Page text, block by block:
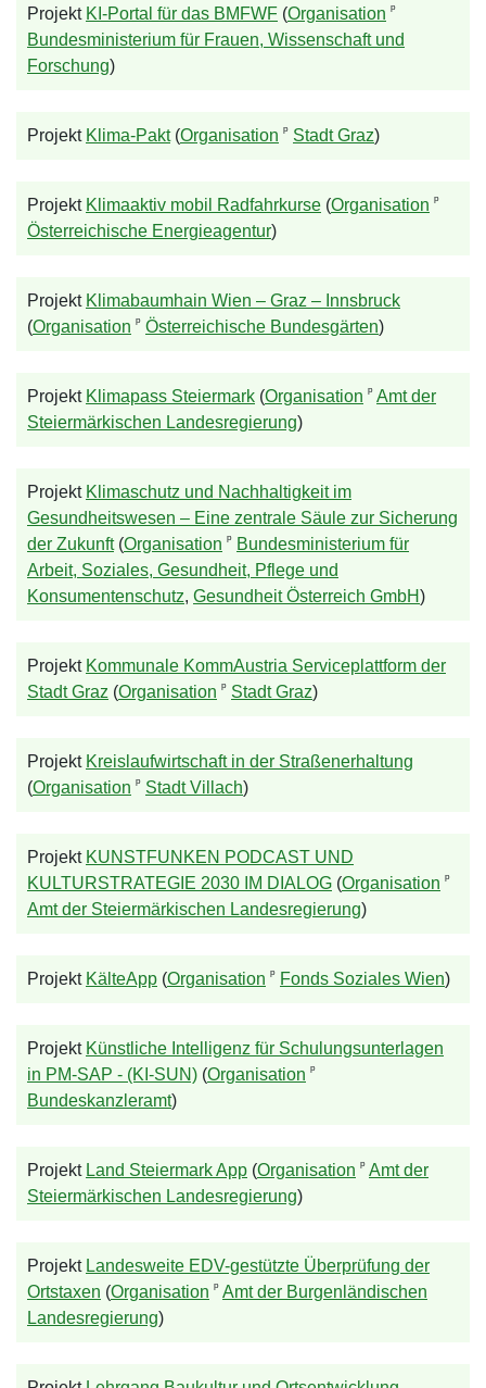
Projekt KI-Portal für das BMFWF (Organisation ᵖ
Bundesministerium für Frauen, Wissenschaft und
Forschung)
Projekt Klima-Pakt(Organisation ᵖ Stadt Graz)
Projekt Klimaaktiv mobil Radfahrkurse (Organisation ᵖ
Österreichische Energieagentur)
Projekt Klimabaumhain Wien – Graz – Innsbruck
(Organisation ᵖ Österreichische Bundesgärten)
Projekt Klimapass Steiermark (Organisation ᵖ Amt der
Steiermärkischen Landesregierung)
Projekt Klimaschutz und Nachhaltigkeit im
Gesundheitswesen – Eine zentrale Säule zur Sicherung
der Zukunft(Organisation ᵖ Bundesministerium für
Arbeit, Soziales, Gesundheit, Pflege und
Konsumentenschutz, Gesundheit Österreich GmbH )
Projekt Kommunale KommAustria Serviceplattform der
Stadt Graz (Organisation ᵖ Stadt Graz)
Projekt Kreislaufwirtschaft in der Straßenerhaltung
(Organisation ᵖ Stadt Villach)
Projekt KUNSTFUNKEN PODCAST UND
KULTURSTRATEGIE 2030 IM DIALOG (Organisation ᵖ
Amt der Steiermärkischen Landesregierung)
Projekt KälteApp (Organisation ᵖ Fonds Soziales Wien)
Projekt Künstliche Intelligenz für Schulungsunterlagen
in PM-SAP - (KI-SUN) (Organisation ᵖ
Bundeskanzleramt)
Projekt Land Steiermark App (Organisation ᵖ Amt der
Steiermärkischen Landesregierung)
Projekt Landesweite EDV-gestützte Überprüfung der
Ortstaxen (Organisation ᵖ Amt der Burgenländischen
Landesregierung)